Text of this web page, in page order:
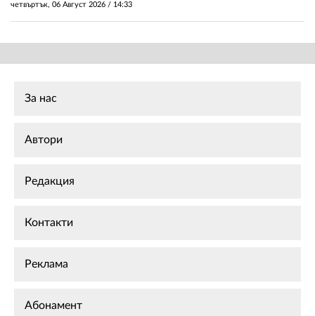
четвъртък, 06 Август 2026 / 14:33
За нас
Автори
Редакция
Контакти
Реклама
Абонамент